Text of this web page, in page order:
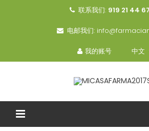
联系我们: 919 21 44 67
电邮我们:
我的账号 中文